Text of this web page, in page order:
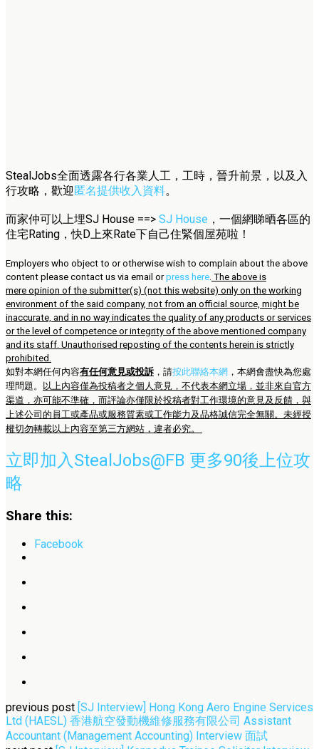
StealJobs全面透露各行各業人工，工時，晉升前景，以及入
行攻略，歡迎匿名提供收入資料。
而家仲可以上埋SJ House ==> SJ House ，一個網睇晒各區的
住宅Rating，快D上來Rate下自己住緊個屋苑啦！
Employers who object to or otherwise wish to complain about the above
content please contact us via email orpress here. The above is
mere opinion of the submitter(s) (not this website) only on the working
environment of the said company, not from an official source, might be
inaccurate, and in no way indicates the quality of any products or services
or the level of competence or integrity of the above mentioned company
and its staff. Unauthorised reposting of the contents herein is strictly
prohibited.
如對本網任何內容有任何意見或投訴 ，請按此聯絡本網 ，本網會盡快為您處
理問題。
以上內容僅為投稿者之個人意見，不代表本網立場，並非來自官方
渠道，亦可能不準確，而評論亦僅限於投稿者對工作環境的意見及反饋，與
上述公司的員工或產品或服務質素或工作能力及品格誠信完全無關。未經授
權切勿轉載以上內容至第三方網站，違者必究。
立即加入StealJobs@FB 更多90後上位攻
略
Share this:
Facebook
previous post [SJ Interview] Hong Kong Aero Engine Services
Ltd (HAESL) 香港航空發動機維修服務有限公司 Assistant
Accountant (Management Accounting) Interview 面試